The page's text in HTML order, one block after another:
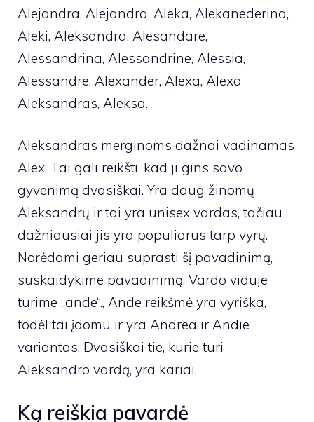
Alejandra, Alejandra, Aleka, Alekanederina,
Aleki, Aleksandra, Alesandare,
Alessandrina, Alessandrine, Alessia,
Alessandre, Alexander, Alexa, Alexa
Aleksandras, Aleksa.
Aleksandras merginoms dažnai vadinamas
Alex. Tai gali reikšti, kad ji gins savo
gyvenimą dvasiškai. Yra daug žinomų
Aleksandrų ir tai yra unisex vardas, tačiau
dažniausiai jis yra populiarus tarp vyrų.
Norėdami geriau suprasti šį pavadinimą,
suskaidykime pavadinimą. Vardo viduje
turime „ande“., Ande reikšmė yra vyriška,
todėl tai įdomu ir yra Andrea ir Andie
variantas. Dvasiškai tie, kurie turi
Aleksandro vardą, yra kariai.
Ką reiškia pavardė